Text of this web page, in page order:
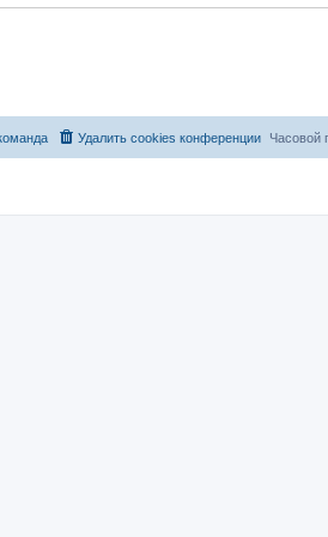
Часовой
Удалить cookies конференции